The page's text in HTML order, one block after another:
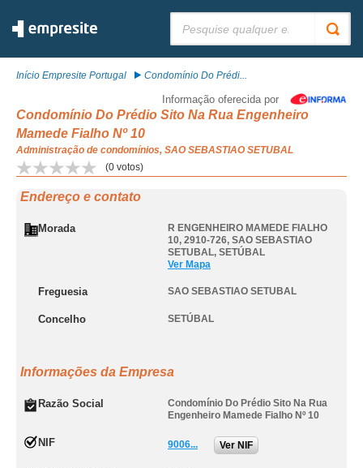
Início Empresite Portugal Condomínio Do Prédi...
Informação oferecida por
Condomínio Do Prédio Sito Na Rua Engenheiro
Mamede Fialho Nº 10
Administração de condomínios, SAO SEBASTIAO SETUBAL
(0 votos)
Endereço e contato
Morada
R ENGENHEIRO MAMEDE FIALHO
10, 2910-726, SAO SEBASTIAO
SETUBAL, SETÚBAL
Ver Mapa
Freguesia SAO SEBASTIAO SETUBAL
Concelho SETÚBAL
Informações da Empresa
Razão Social
Condomínio Do Prédio Sito Na Rua
Engenheiro Mamede Fialho Nº 10
NIF 9006... Ver NIF